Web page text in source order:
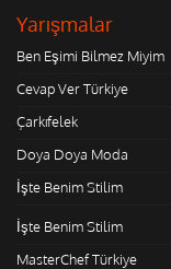
Yarışmalar
Ben Eşimi Bilmez Miyim
Cevap Ver Türkiye
Çarkıfelek
Doya Doya Moda
İşte Benim Stilim
İşte Benim Stilim
MasterChef Türkiye